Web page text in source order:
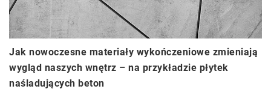
Jak nowoczesne materiały wykończeniowe zmieniają
wygląd naszych wnętrz – na przykładzie płytek
naśladujących beton